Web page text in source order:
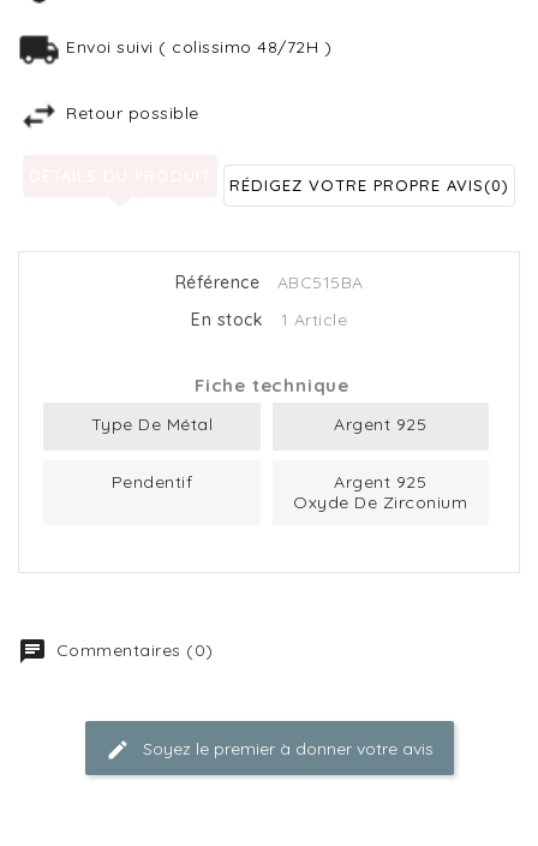
Envoi suivi ( colissimo 48/72H )
Retour possible
RÉDIGEZ VOTRE PROPRE AVIS(0)
Référence
ABC515BA
En stock
1 Article
Fiche technique
Type De Métal Argent 925
Pendentif
Argent 925
Oxyde De Zirconium
Commentaires (0)
Soyez le premier à donner votre avis